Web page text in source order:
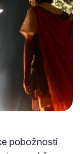
pobožnosti